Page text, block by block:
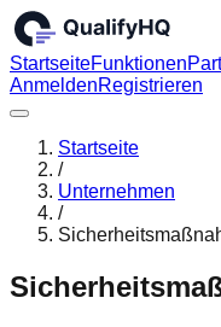
StartseiteFunktionen
AnmeldenRegistrieren
Startseite
/
Unternehmen
/